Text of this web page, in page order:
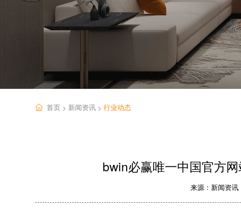
首页 > 新闻资讯 > 行业动态
bwin必赢唯一中国官方
来源： 新闻资讯